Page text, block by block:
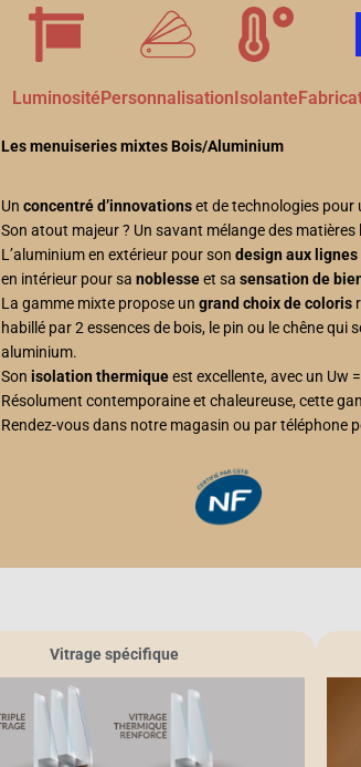
Luminosité Personnalisation Isolante
Les menuiseries mixtes Bois/Aluminium
Un concentré d’innovationset de technologies pour
Son atout majeur ? Un savant mélange des
L’aluminium en extérieur pour son design aux lignes
en intérieur pour sa noblesseet sa sensation de
La gamme mixte propose un grand choix de coloris
habillé par 2 essences de bois, le pin ou le chêne
aluminium.
Son isolation thermiqueest excellente, avec un Uw
Résolument contemporaine et chaleureuse, cette
Rendez-vous dans notre magasin ou par téléphone
Vitrage spécifique